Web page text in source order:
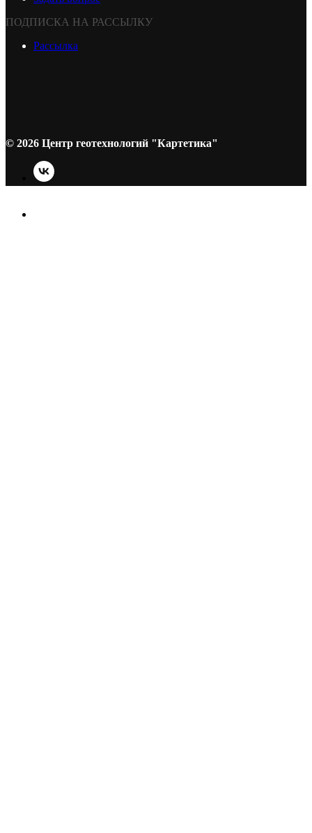
ПОДПИСКА НА РАССЫЛКУ
Рассылка
© 2026 Центр геотехнологий "Картетика"